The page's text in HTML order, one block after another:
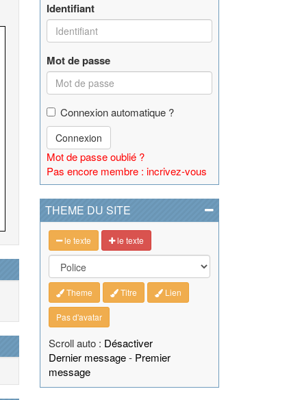
Identifiant
Mot de passe
Connexion automatique ?
Connexion
Mot de passe oublié ?
Pas encore membre : incrivez-vous
THEME DU SITE
le texte le texte
Theme Titre Lien
Pas d'avatar
Scroll auto : Désactiver
Dernier message- Premier
message